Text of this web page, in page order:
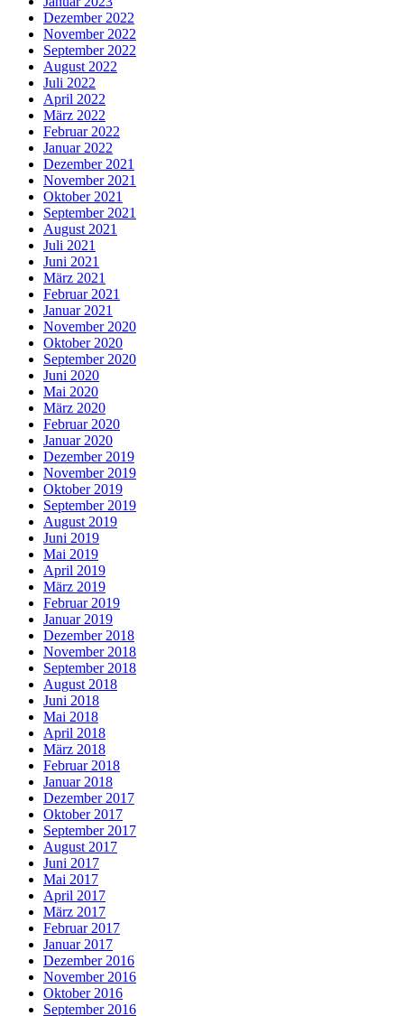
Dezember 2022
November 2022
September 2022
August 2022
Juli 2022
April 2022
März 2022
Februar 2022
Januar 2022
Dezember 2021
November 2021
Oktober 2021
September 2021
August 2021
Juli 2021
Juni 2021
März 2021
Februar 2021
Januar 2021
November 2020
Oktober 2020
September 2020
Juni 2020
Mai 2020
März 2020
Februar 2020
Januar 2020
Dezember 2019
November 2019
Oktober 2019
September 2019
August 2019
Juni 2019
Mai 2019
April 2019
März 2019
Februar 2019
Januar 2019
Dezember 2018
November 2018
September 2018
August 2018
Juni 2018
Mai 2018
April 2018
März 2018
Februar 2018
Januar 2018
Dezember 2017
Oktober 2017
September 2017
August 2017
Juni 2017
Mai 2017
April 2017
März 2017
Februar 2017
Januar 2017
Dezember 2016
November 2016
Oktober 2016
September 2016